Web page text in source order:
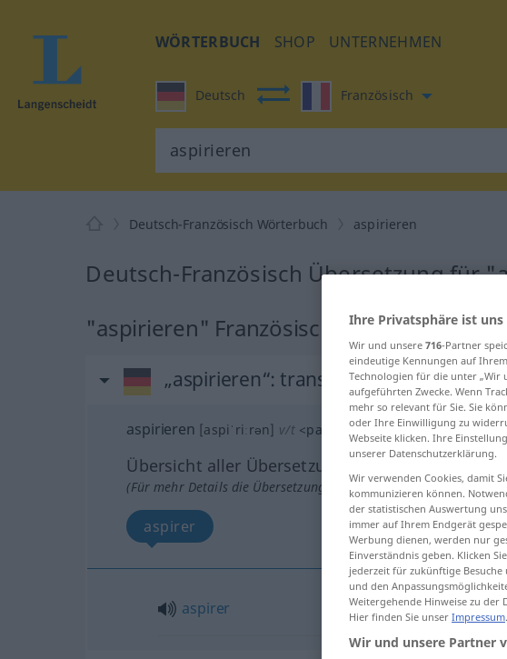
WÖRTERBUCH SHOP UNTERNEHMEN
Deutsch Französisch
Deutsch-Französisch Wörterbuch aspirieren
Deutsch-Französisch Übersetzung für
"aspirieren" Französisch Übersetzung
„aspirieren“: transitives Verb
aspirieren [aspiˈriːrən] v/t <pas de ge- ;h.>
Übersicht aller Übersetzungen
(Für mehr Details die Übersetzung anklicken/antippen)
aspirer
aspirer
Ihre Privatsphäre ist
Wir und unsere 716-Partner
eindeutige Kennungen auf
Technologien für die unter „Wir
aufgeführten Zwecke. Wenn
mehr so relevant für Sie. Sie
oder Ihre Einwilligung zu
Webseite klicken. Ihre
unserer Datenschutzerklärung.
Wir verwenden Cookies, damit
kommunizieren können.
der statistischen Auswertung
immer auf Ihrem Endgerät
Werbung dienen, werden nur
Einverständnis geben. Klicken
jederzeit für zukünftige
und den
Weitergehende Hinweise zu der
Hier finden Sie unser Impressum.
Wir und unsere Partner